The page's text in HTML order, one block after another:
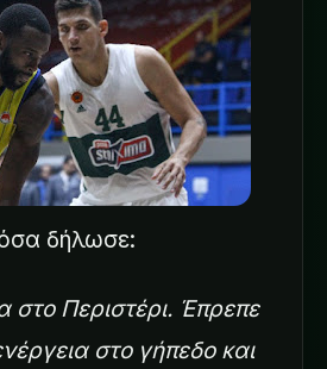
δήλωσε:
στο Περιστέρι. Έπρεπε
στο γήπεδο και